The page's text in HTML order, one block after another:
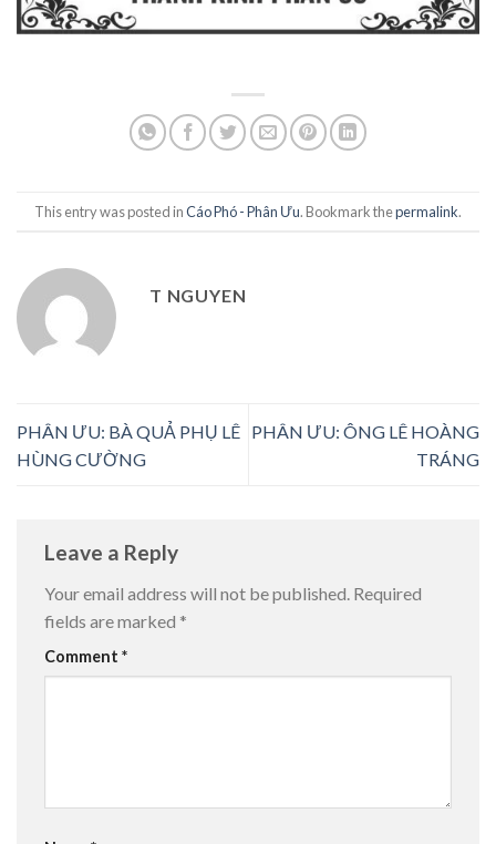
This entry was posted inCáo Phó - Phân Ưu. Bookmark thepermalink.
T NGUYEN
PHÂN ƯU: BÀ QUẢ PHỤ LÊ
HÙNG CƯỜNG
PHÂN ƯU: ÔNG LÊ HOÀNG
TRÁNG
Leave a Reply
Your email address will not be published. Required
fields are marked *
Comment *